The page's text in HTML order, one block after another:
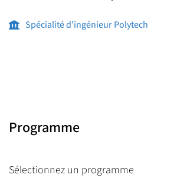
Spécialité d'ingénieur Polytech
Programme
Sélectionnez un programme